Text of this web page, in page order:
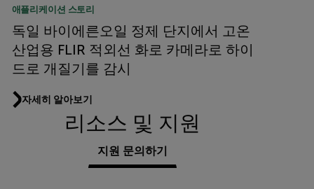
애플리케이션 스토리
독일 바이에른오일 정제 단지에서 고온
산업용 FLIR 적외선 화로 카메라로 하이
드로 개질기를 감시
자세히 알아보기
리소스 및 지원
지원 문의하기